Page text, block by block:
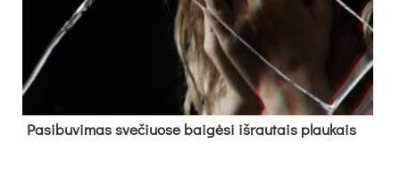
Pa­si­bu­vi­mas sve­čiuo­se bai­gė­si iš­rau­tais plau­kais